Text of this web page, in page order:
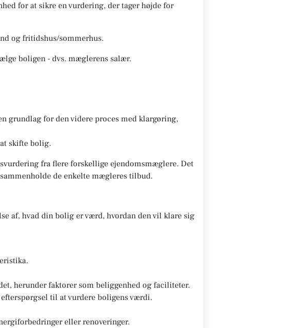
for at sikre en vurdering, der tager højde for
og fritidshus/sommerhus.
boligen - dvs. mæglerens salær.
grundlag for den videre proces med klargøring,
skifte bolig.
fra flere forskellige ejendomsmæglere. Det
de enkelte mægleres tilbud.
af, hvad din bolig er værd, hvordan den vil klare sig
herunder faktorer som beliggenhed og faciliteter.
til at vurdere boligens værdi.
eller renoveringer.